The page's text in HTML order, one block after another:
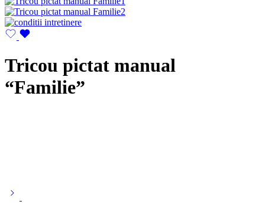
Tricou pictat manual
“Familie”